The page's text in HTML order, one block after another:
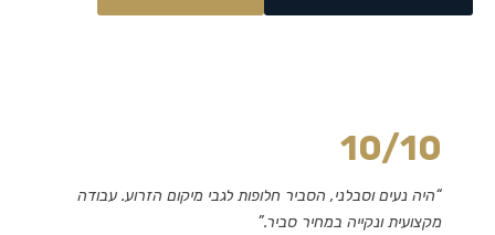
10/10
“היה נעים וסבלני, הסביר חלופות לגבי מיקום הזרוע. עבודה
מקצועית ונקייה במחיר סביר.”